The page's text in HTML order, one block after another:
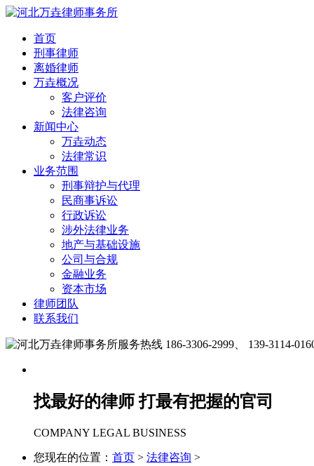
首页
刑事律师
离婚律师
万垚概况
客户评价
法律咨询
新闻中心
万垚动态
法律常识
业务范围
刑事辩护与代理
民商事诉讼
行政诉讼
涉外法律业务
地产与基础设施
公司与合规
金融业务
资本市场
律师团队
联系我们
186-3306-2999、 139-3114-
找最好的律师 打最有把握的官司
COMPANY LEGAL BUSINESS
您现在的位置： 首页 > 法律咨询 >